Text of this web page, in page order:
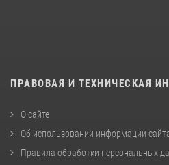
ПРАВОВАЯ И ТЕХНИЧЕСКАЯ
О сайте
Об использовании информации
Правила обработки персональных